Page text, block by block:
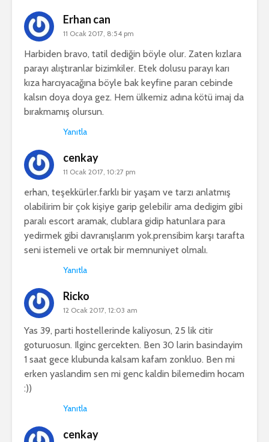
Erhan can
11 Ocak 2017, 8:54 pm
Harbiden bravo, tatil dediğin böyle olur. Zaten kızlara
parayı alıştıranlar bizimkiler. Etek dolusu parayı karı
kıza harcıyacağına böyle bak keyfine paran cebinde
kalsın doya doya gez. Hem ülkemiz adına kötü imaj da
bırakmamış olursun.
Yanıtla
cenkay
11 Ocak 2017, 10:27 pm
erhan, teşekkürler.farklı bir yaşam ve tarzı anlatmış
olabilirim bir çok kişiye garip gelebilir ama dedigim gibi
paralı escort aramak, clublara gidip hatunlara para
yedirmek gibi davranışlarım yok.prensibim karşı tarafta
seni istemeli ve ortak bir memnuniyet olmalı.
Yanıtla
Ricko
12 Ocak 2017, 12:03 am
Yas 39, parti hostellerinde kaliyosun, 25 lik citir
goturuosun. Ilginc gercekten. Ben 30 larin basindayim
1 saat gece klubunda kalsam kafam zonkluo. Ben mi
erken yaslandim sen mi genc kaldin bilemedim hocam
:))
Yanıtla
cenkay